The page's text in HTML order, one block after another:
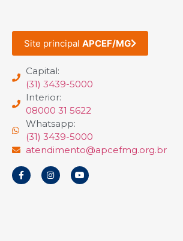
Site principal APCEF/MG
Capital:
(31) 3439-5000
Interior:
08000 31 5622
Whatsapp:
(31) 3439-5000
atendimento@apcefmg.org.br